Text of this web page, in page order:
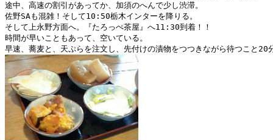
途中、高速の割引があってか、加須のへんで少し渋滞。
佐野SAも混雑！そして10:50栃木インターを降りる。
そして上永野方面へ。『たろっぺ茶屋』へ11:30到着！！
時間が早いこともあって、空いている。